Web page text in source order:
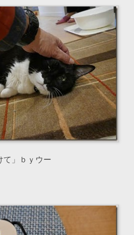
て」ｂｙウー